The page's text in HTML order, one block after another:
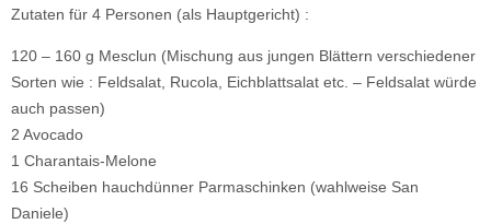
Zutaten für 4 Personen (als Hauptgericht) :
120 – 160 g Mesclun (Mischung aus jungen Blättern verschiedener
Sorten wie : Feldsalat, Rucola, Eichblattsalat etc. – Feldsalat würde
auch passen)
2 Avocado
1 Charantais-Melone
16 Scheiben hauchdünner Parmaschinken (wahlweise San
Daniele)